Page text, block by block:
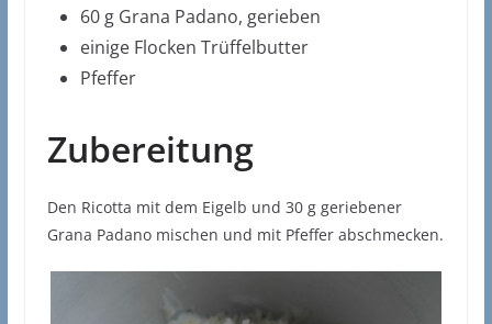
60 g Grana Padano, gerieben
einige Flocken Trüffelbutter
Pfeffer
Zubereitung
Den Ricotta mit dem Eigelb und 30 g geriebener
Grana Padano mischen und mit Pfeffer abschmecken.